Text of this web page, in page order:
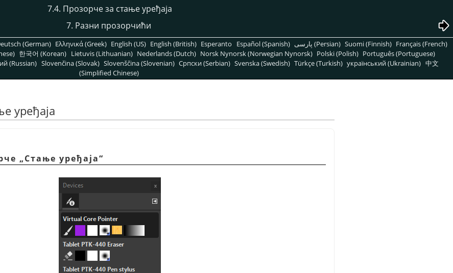
7.4. Прозорче за стање уређаја
7. Разни прозорчићи
(German) Ελληνικά (Greek) English (US) English (British) Esperanto Español (Spanish) پارسی (Persian) Suomi (Finnish) Français (French)
한국어 (Korean) Lietuvis (Lithuanian) Nederlands (Dutch) Norsk Nynorsk (Norwegian Nynorsk) Polski (Polish) Português (Portuguese)
(Russian) Slovenčina (Slovak) Slovenščina (Slovenian) Српски (Serbian) Svenska (Swedish) Türkçe (Turkish) український (Ukrainian) 中文
(Simplified Chinese)
уређаја
„Стање уређаја“